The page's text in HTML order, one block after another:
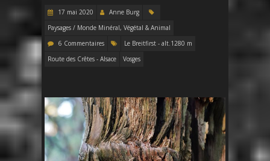
17 mai 2020
Anne Burg
Paysages / Monde Minéral, Végétal & Animal
6 Commentaires
Le Breitfirst - alt.1280 m
Route des Crêtes - Alsace
Vosges